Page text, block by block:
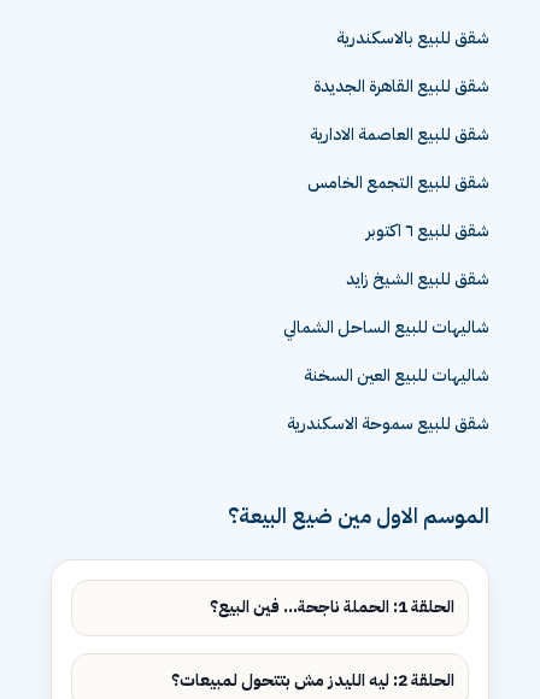
شقق للبيع بالاسكندرية
شقق للبيع القاهرة الجديدة
شقق للبيع العاصمة الادارية
شقق للبيع التجمع الخامس
شقق للبيع ٦ اكتوبر
شقق للبيع الشيخ زايد
شاليهات للبيع الساحل الشمالي
شاليهات للبيع العين السخنة
شقق للبيع سموحة الاسكندرية
الموسم الاول مين ضيع البيعة؟
الحلقة 1: الحملة ناجحة... فين البيع؟
الحلقة 2: ليه الليدز مش بتتحول لمبيعات؟